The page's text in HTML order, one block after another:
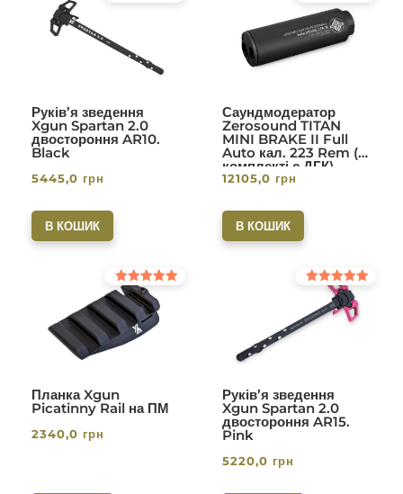
Руків’я зведення
Xgun Spartan 2.0
двостороння AR10.
Black
5445,0 грн
В КОШИК
Саундмодератор
Zerosound TITAN
MINI BRAKE II Full
Auto кал. 223 Rem (в
комплекті с ДГК)
різьба 1/2-28. Вlack
Оцінено в
5.00
з 5
12105,0 грн
В КОШИК
Планка Xgun
Picatinny Rail на ПМ
Оцінено в
5.00
з 5
2340,0 грн
Руків’я зведення
Xgun Spartan 2.0
двостороння AR15.
Pink
Оцінено в
з 5
5220,0 грн